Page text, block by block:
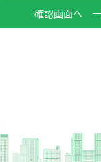
確認画面へ